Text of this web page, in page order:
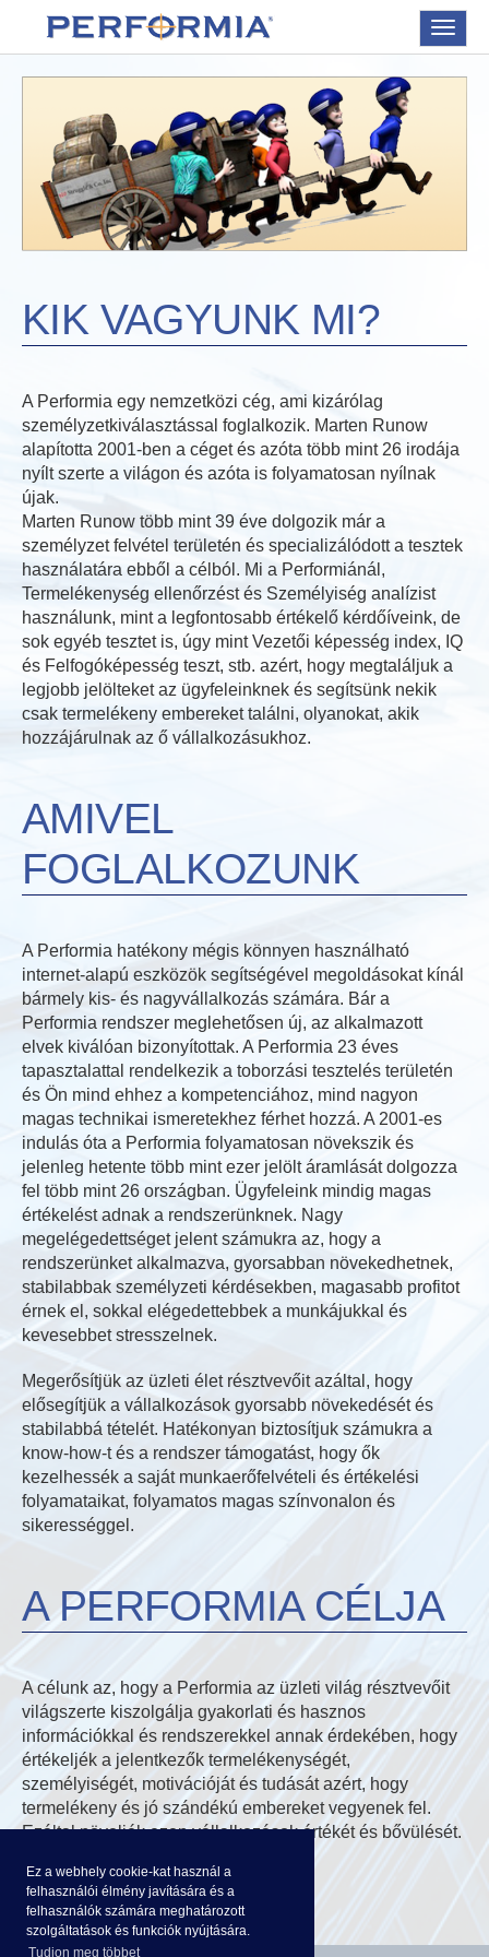
Ez a webhely cookie-kat használ a
felhasználói élmény javítására és a
felhasználók számára meghatározott
szolgáltatások és funkciók nyújtására.
Tudjon meg többet
Toggle
KIK VAGYUNK MI?
A Performia egy nemzetközi cég, ami kizárólag
személyzetkiválasztással foglalkozik. Marten Runow
alapította 2001-ben a céget és azóta több mint 26 irodája
nyílt szerte a világon és azóta is folyamatosan nyílnak
újak.
Marten Runow több mint 39 éve dolgozik már a
személyzet felvétel területén és specializálódott a tesztek
használatára ebből a célból. Mi a Performiánál,
Termelékenység ellenőrzést és Személyiség analízist
használunk, mint a legfontosabb értékelő kérdőíveink, de
sok egyéb tesztet is, úgy mint Vezetői képesség index, IQ
és Felfogóképesség teszt, stb. azért, hogy megtaláljuk a
legjobb jelölteket az ügyfeleinknek és segítsünk nekik
csak termelékeny embereket találni, olyanokat, akik
hozzájárulnak az ő vállalkozásukhoz.
AMIVEL
FOGLALKOZUNK
A Performia hatékony mégis könnyen használható
internet-alapú eszközök segítségével megoldásokat kínál
bármely kis- és nagyvállalkozás számára. Bár a
Performia rendszer meglehetősen új, az alkalmazott
elvek kiválóan bizonyítottak. A Performia 23 éves
tapasztalattal rendelkezik a toborzási tesztelés területén
és Ön mind ehhez a kompetenciához, mind nagyon
magas technikai ismeretekhez férhet hozzá. A 2001-es
indulás óta a Performia folyamatosan növekszik és
jelenleg hetente több mint ezer jelölt áramlását dolgozza
fel több mint 26 országban. Ügyfeleink mindig magas
értékelést adnak a rendszerünknek. Nagy
megelégedettséget jelent számukra az, hogy a
rendszerünket alkalmazva, gyorsabban növekedhetnek,
stabilabbak személyzeti kérdésekben, magasabb profitot
érnek el, sokkal elégedettebbek a munkájukkal és
kevesebbet stresszelnek.
Megerősítjük az üzleti élet résztvevőit azáltal, hogy
elősegítjük a vállalkozások gyorsabb növekedését és
stabilabbá tételét. Hatékonyan biztosítjuk számukra a
know-how-t és a rendszer támogatást, hogy ők
kezelhessék a saját munkaerőfelvételi és értékelési
folyamataikat, folyamatos magas színvonalon és
sikerességgel.
A PERFORMIA CÉLJA
A célunk az, hogy a Performia az üzleti világ résztvevőit
világszerte kiszolgálja gyakorlati és hasznos
információkkal és rendszerekkel annak érdekében, hogy
értékeljék a jelentkezők termelékenységét,
személyiségét, motivációját és tudását azért, hogy
termelékeny és jó szándékú embereket vegyenek fel.
Ezáltal növeljék ezen vállalkozások értékét és bővülését.